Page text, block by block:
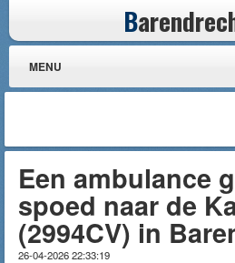
B
MENU
Een ambulance
spoed naar de
(2994CV) in
26-04-2026 22:33:19